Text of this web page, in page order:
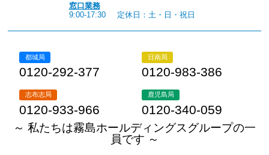
窓口業務
9:00-17:30
定休日：土・日・祝日
都城局
0120-292-377
日南局
0120-983-386
志布志局
0120-933-966
鹿児島局
0120-340-059
～ 私たちは霧島ホールディングスグループの一
員です ～